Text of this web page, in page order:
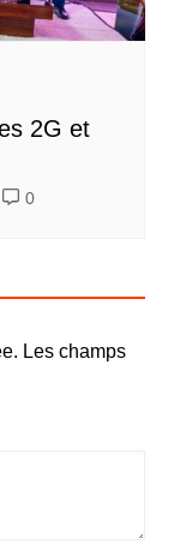
2G et
0
Les champs